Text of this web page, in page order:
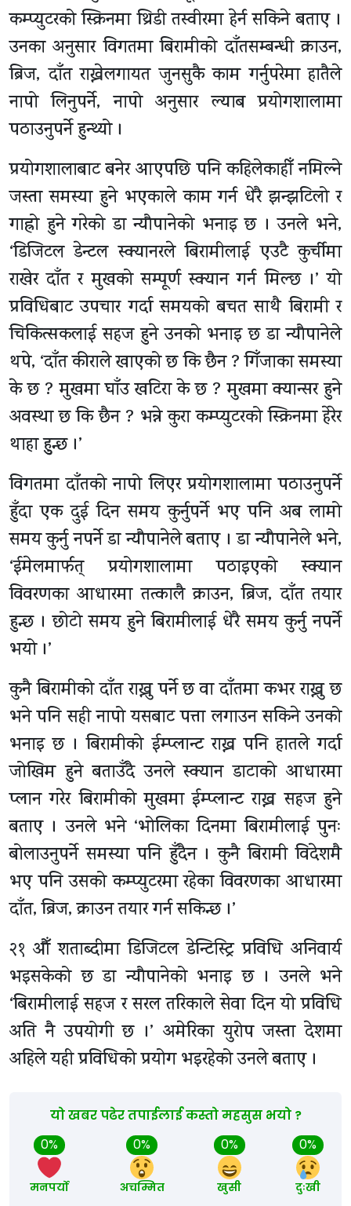
कम्प्युटरको स्क्रिनमा थ्रिडी तस्वीरमा हेर्न सकिने बताए ।
उनका अनुसार विगतमा बिरामीको दाँतसम्बन्धी क्राउन,
ब्रिज, दाँत राख्नेलगायत जुनसुकै काम गर्नुपरेमा हातैले
नापो लिनुपर्ने, नापो अनुसार ल्याब प्रयोगशालामा
पठाउनुपर्ने हुन्थ्यो ।
प्रयोगशालाबाट बनेर आएपछि पनि कहिलेकाहीँ नमिल्ने
जस्ता समस्या हुने भएकाले काम गर्न धेरै झन्झटिलो र
गाह्रो हुने गरेको डा न्यौपानेको भनाइ छ । उनले भने,
‘डिजिटल डेन्टल स्क्यानरले बिरामीलाई एउटै कुर्चीमा
राखेर दाँत र मुखको सम्पूर्ण स्क्यान गर्न मिल्छ ।’ यो
प्रविधिबाट उपचार गर्दा समयको बचत साथै बिरामी र
चिकित्सकलाई सहज हुने उनको भनाइ छ डा न्यौपानेले
थपे, ‘दाँत कीराले खाएको छ कि छैन ? गिँजाका समस्या
के छ ? मुखमा घाँउ खटिरा के छ ? मुखमा क्यान्सर हुने
अवस्था छ कि छैन ? भन्ने कुरा कम्प्युटरको स्क्रिनमा हेरेर
थाहा हुुन्छ ।’
विगतमा दाँतको नापो लिएर प्रयोगशालामा पठाउनुपर्ने
हुँदा एक दुई दिन समय कुर्नुपर्ने भए पनि अब लामो
समय कुर्नु नपर्ने डा न्यौपानेले बताए । डा न्यौपानेले भने,
‘ईमेलमार्फत् प्रयोगशालामा पठाइएको स्क्यान
विवरणका आधारमा तत्कालै क्राउन, ब्रिज, दाँत तयार
हुन्छ । छोटो समय हुने बिरामीलाई धेरै समय कुर्नु नपर्ने
भयो ।’
कुनै बिरामीको दाँत राख्नु पर्ने छ वा दाँतमा कभर राख्नु छ
भने पनि सही नापो यसबाट पत्ता लगाउन सकिने उनको
भनाइ छ । बिरामीको ईम्प्लान्ट राख्न पनि हातले गर्दा
जोखिम हुने बताउँदै उनले स्क्यान डाटाको आधारमा
प्लान गरेर बिरामीको मुखमा ईम्प्लान्ट राख्न सहज हुने
बताए । उनले भने ‘भोलिका दिनमा बिरामीलाई पुनः
बोलाउनुपर्ने समस्या पनि हुँदैन । कुनै बिरामी विदेशमै
भए पनि उसको कम्प्युटरमा रहेका विवरणका आधारमा
दाँत, ब्रिज, क्राउन तयार गर्न सकिन्छ ।’
२१ औँ शताब्दीमा डिजिटल डेन्टिस्ट्रि प्रविधि अनिवार्य
भइसकेको छ डा न्यौपानेको भनाइ छ । उनले भने
‘बिरामीलाई सहज र सरल तरिकाले सेवा दिन यो प्रविधि
अति नै उपयोगी छ ।’ अमेरिका युरोप जस्ता देशमा
अहिले यही प्रविधिको प्रयोग भइरहेको उनले बताए ।
यो खबर पढेर तपाईलाई कस्तो महसुस भयो ?
0%
मनपर्यो
0%
अचम्मित
0%
खुसी
0%
दुःखी